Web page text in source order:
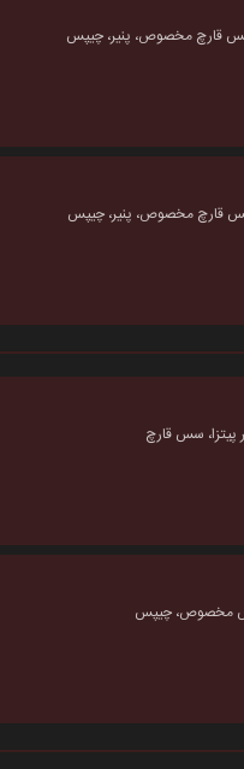
قارچ مخصوص، پنیر، چیپس
قارچ مخصوص، پنیر، چیپس
پیتزا، سس قارچ
مخصوص، چیپس